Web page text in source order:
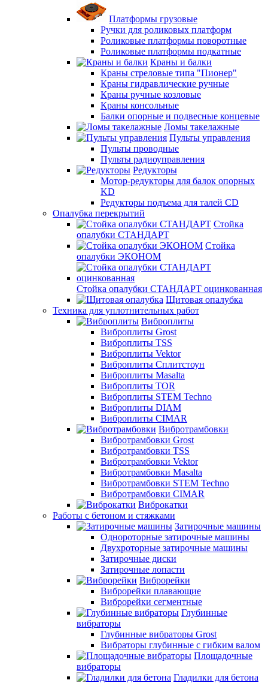
Платформы грузовые
Ручки для роликовых платформ
Роликовые платформы поворотные
Роликовые платформы подкатные
Краны и балки
Краны стреловые типа "Пионер"
Краны гидравлические ручные
Краны ручные козловые
Краны консольные
Балки опорные и подвесные концевые
Ломы такелажные
Пульты управления
Пульты проводные
Пульты радиоуправления
Редукторы
Мотор-редукторы для балок опорных
KD
Редукторы подъема для талей CD
Опалубка перекрытий
Стойка
опалубки СТАНДАРТ
Стойка
опалубки ЭКОНОМ
Стойка опалубки СТАНДАРТ оцинкованная
Щитовая опалубка
Техника для уплотнительных работ
Виброплиты
Виброплиты Grost
Виброплиты TSS
Виброплиты Vektor
Виброплиты Сплитстоун
Виброплиты Masalta
Виброплиты TOR
Виброплиты STEM Techno
Виброплиты DIAM
Виброплиты CIMAR
Вибротрамбовки
Вибротрамбовки Grost
Вибротрамбовки TSS
Вибротрамбовки Vektor
Вибротрамбовки Masalta
Вибротрамбовки STEM Techno
Вибротрамбовки CIMAR
Виброкатки
Работы с бетоном и стяжками
Затирочные машины
Однороторные затирочные машины
Двухроторные затирочные машины
Затирочные диски
Затирочные лопасти
Виброрейки
Виброрейки плавающие
Виброрейки сегментные
Глубинные
вибраторы
Глубинные вибраторы Grost
Вибраторы глубинные с гибким валом
Площадочные
вибраторы
Гладилки для бетона